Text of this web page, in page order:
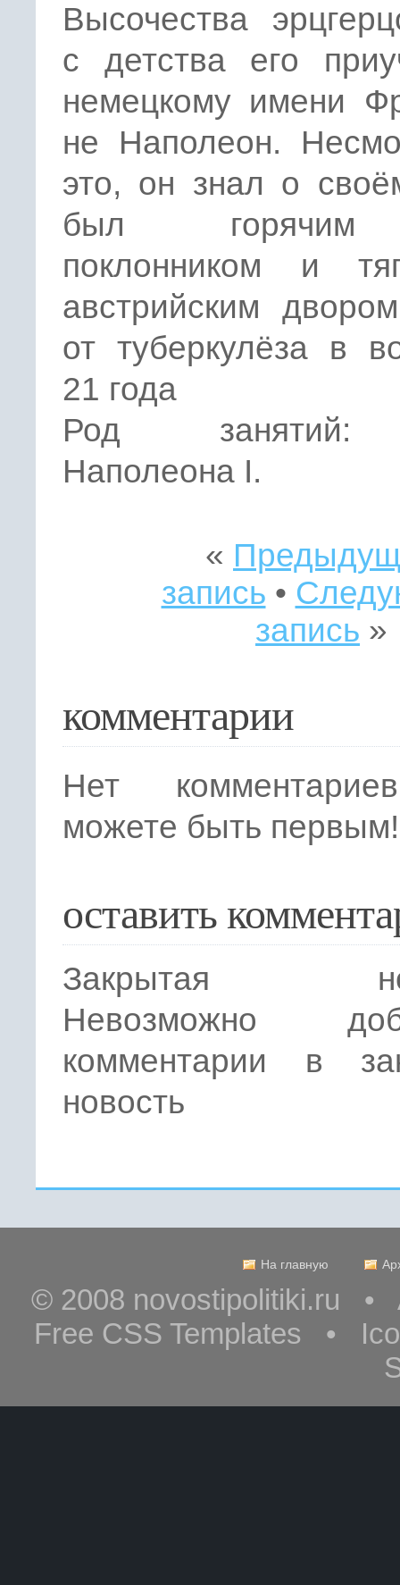
Высочества
с детства его
немецкому имени
не Наполеон.
это, он знал о
был
поклонником и
австрийским
от туберкулёза в
21 года
Род
Наполеона I.
«
запись •
запись »
комментарии
Нет
можете быть первым!
оставить
Закрытая
Невозможно
комментарии в
новость
На главную
© 2008 novostipolitiki.ru •
Free CSS Templates •